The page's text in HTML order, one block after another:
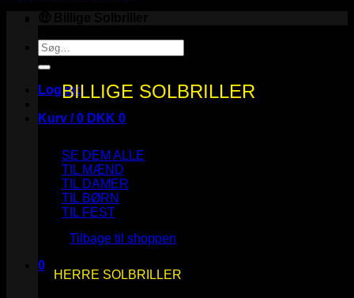
Søg
efter:
Log ind
Kurv /0 DKK 0
Ingen varer i kurven.
Tilbage til shoppen
0
Kurv
BILLIGE SOLBRILLER
SE DEM ALLE
TIL MÆND
TIL DAMER
TIL BØRN
TIL FEST
HERRE SOLBRILLER